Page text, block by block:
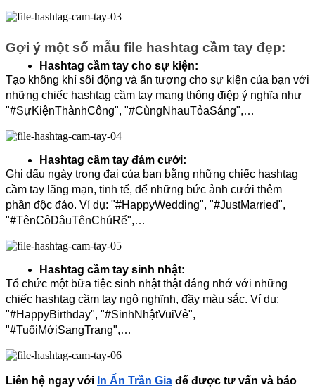
Gợi ý một số mẫu file hashtag cầm tay đẹp:
Hashtag cầm tay cho sự kiện:
Tạo không khí sôi động và ấn tượng cho sự kiện của bạn với
những chiếc hashtag cầm tay mang thông điệp ý nghĩa như
"#SựKiệnThànhCông", "#CùngNhauTỏaSáng",…
Hashtag cầm tay đám cưới:
Ghi dấu ngày trọng đại của bạn bằng những chiếc hashtag
cầm tay lãng mạn, tinh tế, để những bức ảnh cưới thêm
phần độc đáo. Ví dụ: "#HappyWedding", "#JustMarried",
"#TênCôDâuTênChúRể",…
Hashtag cầm tay sinh nhật:
Tổ chức một bữa tiệc sinh nhật thật đáng nhớ với những
chiếc hashtag cầm tay ngộ nghĩnh, đầy màu sắc. Ví dụ:
"#HappyBirthday", "#SinhNhậtVuiVẻ",
"#TuổiMớiSangTrang",…
Liên hệ ngay với In Ấn Trần Gia để được tư vấn và báo